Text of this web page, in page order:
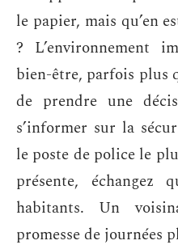
le papier, mais qu’en
? L’environnement
bien-être, parfois plus
de prendre une
s’informer sur la
le poste de police le
présente, échangez
habitants. Un
promesse de journées